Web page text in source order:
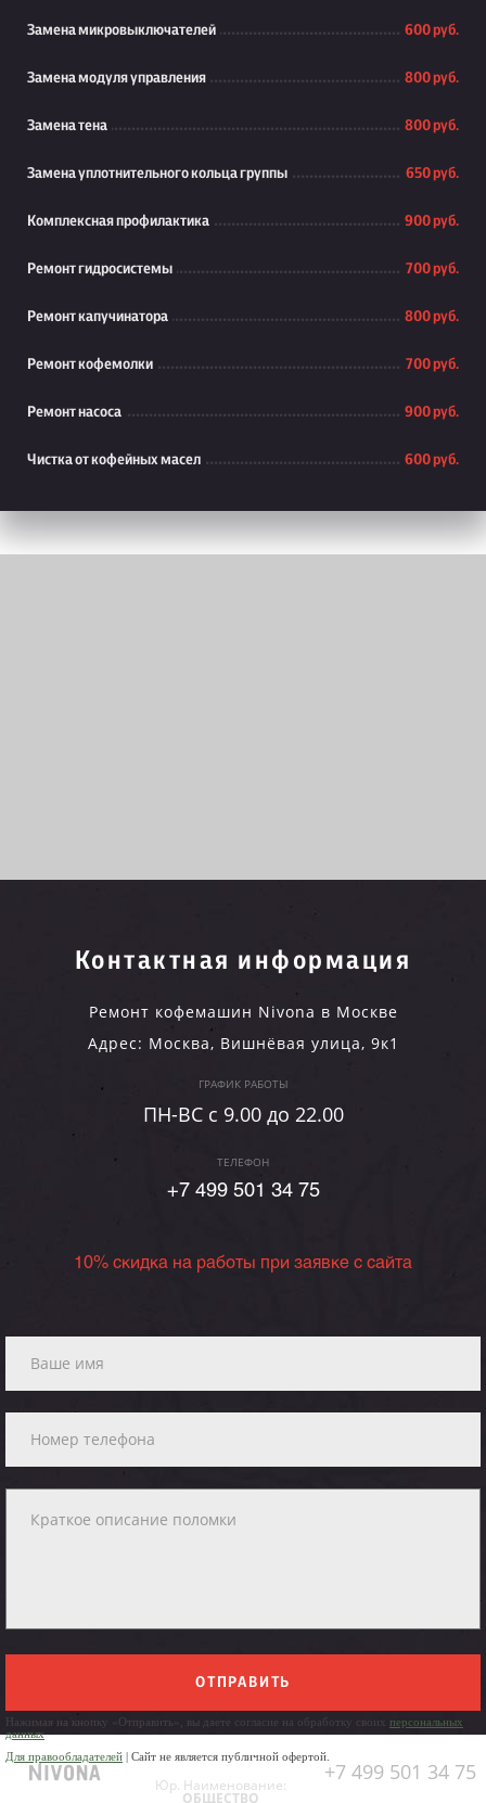
Замена микровыключателей 600 руб.
Замена модуля управления 800 руб.
Замена тена 800 руб.
Замена уплотнительного кольца группы 650 руб.
Комплексная профилактика 900 руб.
Ремонт гидросистемы 700 руб.
Ремонт капучинатора 800 руб.
Ремонт кофемолки 700 руб.
Ремонт насоса 900 руб.
Чистка от кофейных масел 600 руб.
Контактная информация
Ремонт кофемашин Nivona в Москве
Адрес: Москва, Вишнёвая улица, 9к1
ГРАФИК РАБОТЫ
ПН-ВC c 9.00 до 22.00
ТЕЛЕФОН
+7 499 501 34 75
10% скидка на работы при заявке с сайта
ОТПРАВИТЬ
Нажимая на кнопку «Отправить», вы даете согласие на обработку своих персональных
данных
Для правообладателей | Сайт не является публичной офертой.
+7 499 501 34 75
Юр. Наименование:
ОБЩЕСТВО